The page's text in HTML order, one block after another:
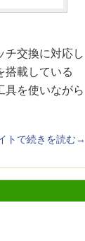
チ交換に対応し
搭載している
具を使いながら
トで続きを読む→